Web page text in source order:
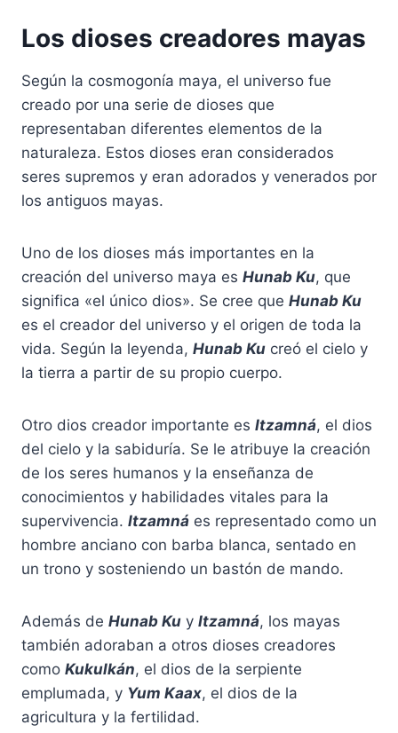
Los dioses creadores mayas
Según la cosmogonía maya, el universo fue
creado por una serie de dioses que
representaban diferentes elementos de la
naturaleza. Estos dioses eran considerados
seres supremos y eran adorados y venerados por
los antiguos mayas.
Uno de los dioses más importantes en la
creación del universo maya es Hunab Ku, que
significa «el único dios». Se cree que Hunab Ku
es el creador del universo y el origen de toda la
vida. Según la leyenda, Hunab Ku creó el cielo y
la tierra a partir de su propio cuerpo.
Otro dios creador importante es Itzamná, el dios
del cielo y la sabiduría. Se le atribuye la creación
de los seres humanos y la enseñanza de
conocimientos y habilidades vitales para la
supervivencia. Itzamná es representado como un
hombre anciano con barba blanca, sentado en
un trono y sosteniendo un bastón de mando.
Además de Hunab Ku y Itzamná, los mayas
también adoraban a otros dioses creadores
como Kukulkán, el dios de la serpiente
emplumada, y Yum Kaax, el dios de la
agricultura y la fertilidad.